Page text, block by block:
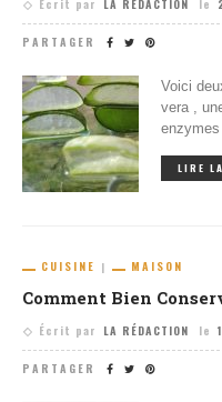
Écrit par LA RÉDACTION le
PARTAGER
Voici
vera ,
LIRE
CUISINE MAISON
Comment Bien
Écrit par LA RÉDACTION le
PARTAGER